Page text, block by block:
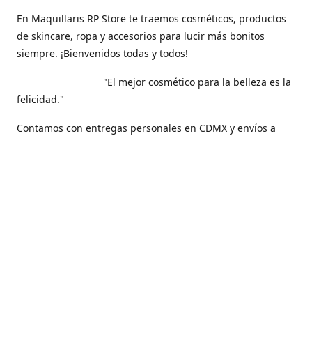
En Maquillaris RP Store te traemos cosméticos, productos
de skincare, ropa y accesorios para lucir más bonitos
siempre. ¡Bienvenidos todas y todos!
"El mejor cosmético para la belleza es la
felicidad."
Contamos con entregas personales en CDMX y envíos a